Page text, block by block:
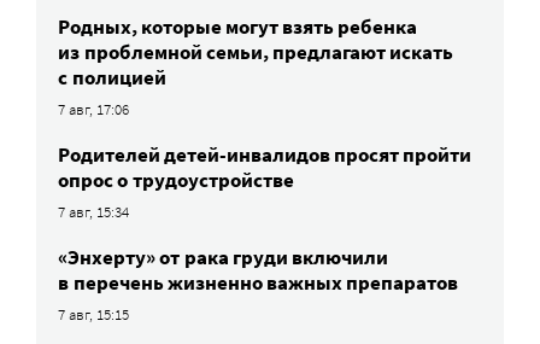
Родных, которые могут взять ребенка
из проблемной семьи, предлагают искать
с полицией
7 авг, 17:06
Родителей детей-инвалидов просят пройти
опрос о трудоустройстве
7 авг, 15:34
«Энхерту» от рака груди включили
в перечень жизненно важных препаратов
7 авг, 15:15